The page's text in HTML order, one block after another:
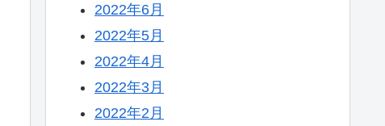
2022年6月
2022年5月
2022年4月
2022年3月
2022年2月